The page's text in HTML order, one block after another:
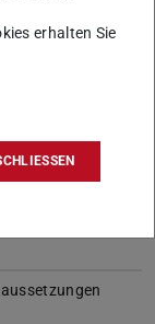
empfohlen;
erhalten Sie